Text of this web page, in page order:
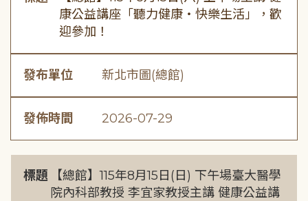
康公益講座「聽力健康・快樂生活」，歡
迎參加！
發布單位 新北市圖(總館)
發佈時間 2026-07-29
標題
【總館】115年8月15日(日) 下午場臺大醫學
院內科部教授 李宜家教授主講 健康公益講